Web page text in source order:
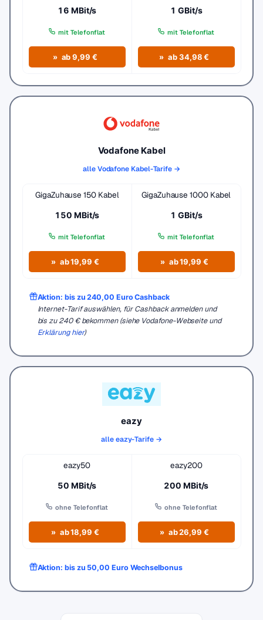
16 MBit/s
mit Telefonflat
ab 9,99 €
1 GBit/s
mit Telefonflat
ab 34,98 €
Vodafone Kabel
alle Vodafone Kabel-Tarife →
GigaZuhause 150 Kabel
150 MBit/s
mit Telefonflat
ab 19,99 €
GigaZuhause 1000 Kabel
1 GBit/s
mit Telefonflat
ab 19,99 €
Aktion: bis zu 240,00 Euro Cashback
Internet-Tarif auswählen, für Cashback anmelden und
bis zu 240 € bekommen (siehe Vodafone-Webseite und
Erklärung hier)
eazy
alle eazy-Tarife →
eazy50
50 MBit/s
ohne Telefonflat
ab 18,99 €
eazy200
200 MBit/s
ohne Telefonflat
ab 26,99 €
Aktion: bis zu 50,00 Euro Wechselbonus